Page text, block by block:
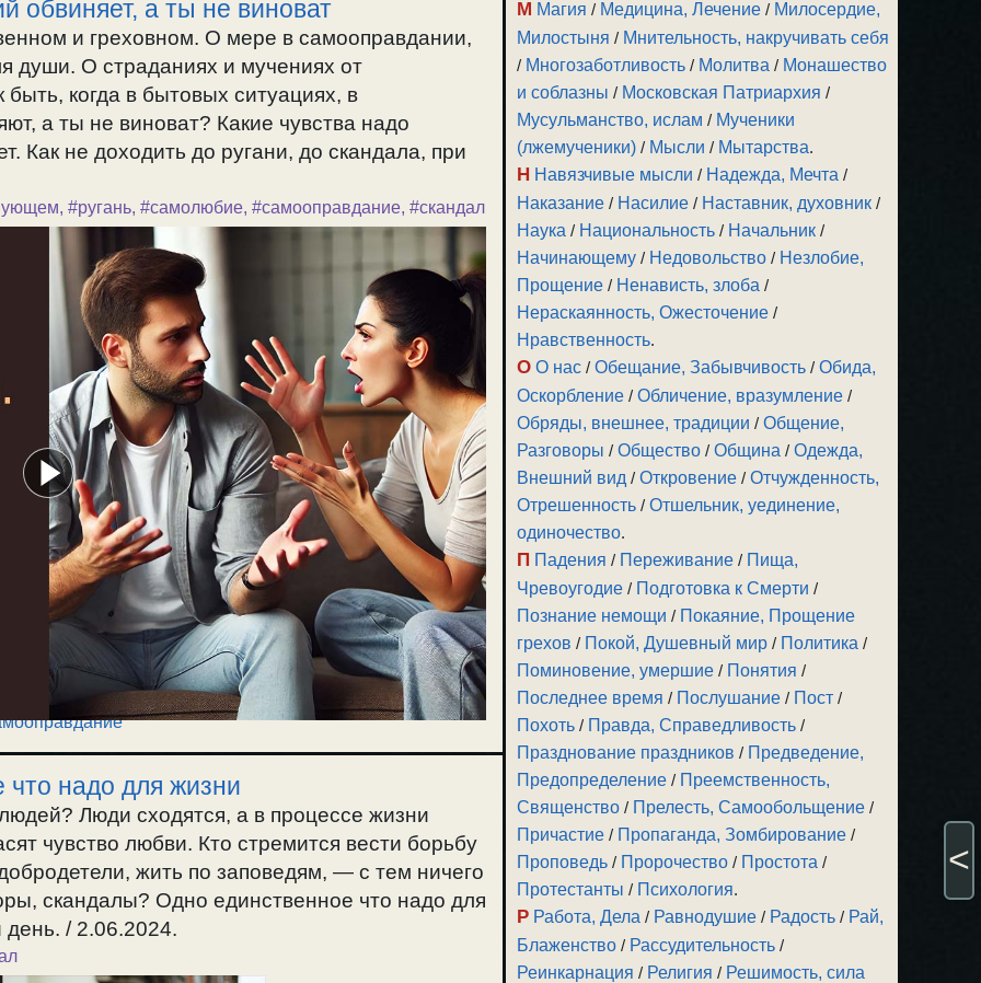
обвиняет, а ты не виноват
и греховном. О мере в самооправдании,
души. О страданиях и мучениях от
когда в бытовых ситуациях, в
а ты не виноват? Какие чувства надо
Как не доходить до ругани, до скандала, при
, #ругань, #самолюбие, #самооправдание, #скандал
что надо для жизни
Люди сходятся, а в процессе жизни
чувство любви. Кто стремится вести борьбу
жить по заповедям, — с тем ничего
скандалы? Одно единственное что надо для
/ 2.06.2024.
М Магия / Медицина, Лечение / Милосердие,
Милостыня / Мнительность, накручивать себя
/ Многозаботливость / Молитва / Монашество
и соблазны / Московская Патриархия /
Мусульманство, ислам / Мученики
(лжемученики) / Мысли / Мытарства.
Н Навязчивые мысли / Надежда, Мечта /
Наказание / Насилие / Наставник, духовник /
Наука / Национальность / Начальник /
Начинающему / Недовольство / Незлобие,
Прощение / Ненависть, злоба /
Нераскаянность, Ожесточение /
Нравственность.
О О нас /Обещание, Забывчивость /Обида,
Оскорбление /Обличение, вразумление /
Обряды, внешнее, традиции /Общение,
Разговоры /Общество /Община /Одежда,
Внешний вид /Откровение /Отчужденность,
Отрешенность /Отшельник, уединение,
одиночество.
П Падения / Переживание / Пища,
Чревоугодие / Подготовка к Смерти /
Познание немощи / Покаяние, Прощение
грехов / Покой, Душевный мир / Политика /
Поминовение, умершие / Понятия /
Последнее время / Послушание / Пост /
Похоть / Правда, Справедливость /
Празднование праздников / Предведение,
Предопределение / Преемственность,
Священство / Прелесть, Самообольщение /
Причастие / Пропаганда, Зомбирование /
Проповедь / Пророчество / Простота /
Протестанты / Психология.
Р Работа, Дела / Равнодушие / Радость / Рай,
Блаженство / Рассудительность /
Реинкарнация / Религия / Решимость, сила
<